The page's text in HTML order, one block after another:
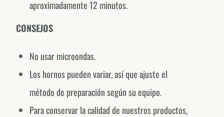
aproximadamente 12 minutos.
CONSEJOS
No usar microondas.
Los hornos pueden variar, así que ajuste el
método de preparación según su equipo.
Para conservar la calidad de nuestros productos,